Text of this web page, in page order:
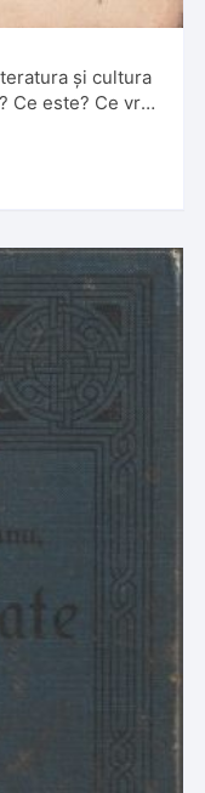
și cultura
Ce este? Ce vrea
Sibiu